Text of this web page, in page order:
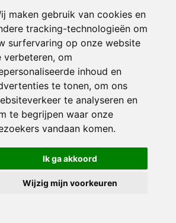
maken gebruik van cookies en
tracking-technologieën om
surfervaring op onze website
verbeteren, om
inhoud en
te tonen, om ons
te analyseren en
te begrijpen waar onze
vandaan komen.
Ik ga akkoord
Wijzig mijn voorkeuren
Trees.org
planten we een boom! Lees meer Over